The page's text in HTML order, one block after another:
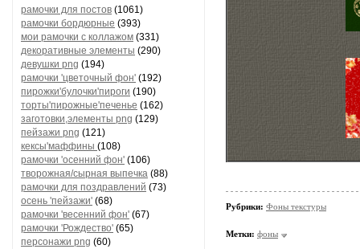
рамочки для постов (1061)
рамочки бордюрные (393)
мои рамочки с коллажом (331)
декоративные элементы (290)
девушки png (194)
рамочки 'цветочный фон' (192)
пирожки'булочки'пироги (190)
торты'пирожные'печенье (162)
заготовки,элементы png (129)
пейзажи png (121)
кексы'маффины (108)
рамочки 'осенний фон' (106)
творожная/сырная выпечка (88)
рамочки для поздравлений (73)
осень 'пейзажи' (68)
рамочки 'весенний фон' (67)
рамочки 'Рождество' (65)
персонажи png (60)
Рубрики: Фоны текстуры
Метки: фоны